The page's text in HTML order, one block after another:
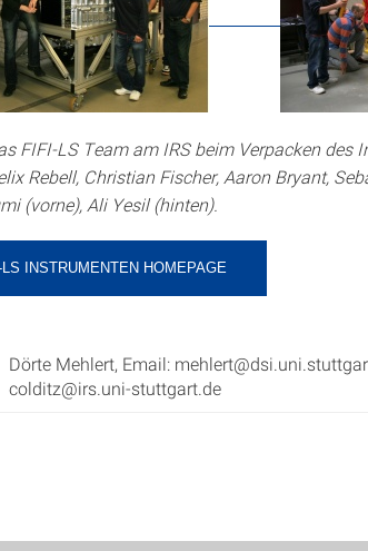
FIFI-LS Team am IRS beim Verpacken des
Rebell, Christian Fischer, Aaron Bryant,
(vorne), Ali Yesil (hinten).
LS INSTRUMENTEN HOMEPAGE
Dörte Mehlert, Email:
colditz@irs.uni-stuttgart.de